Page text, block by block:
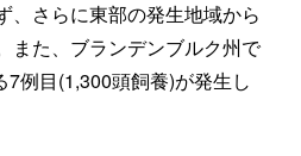
、さらに東部の発生地域から
また、ブランデンブルク州で
7例目(1,300頭飼養)が発生し